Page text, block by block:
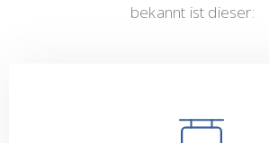
bekannt ist dieser: